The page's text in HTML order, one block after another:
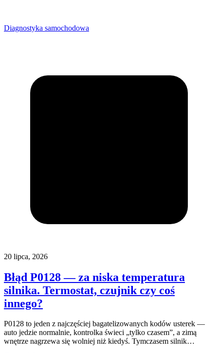
Diagnostyka samochodowa
20 lipca, 2026
Błąd P0128 — za niska temperatura
silnika. Termostat, czujnik czy coś
innego?
P0128 to jeden z najczęściej bagatelizowanych kodów usterek —
auto jedzie normalnie, kontrolka świeci „tylko czasem”, a zimą
wnętrze nagrzewa się wolniej niż kiedyś. Tymczasem silnik…